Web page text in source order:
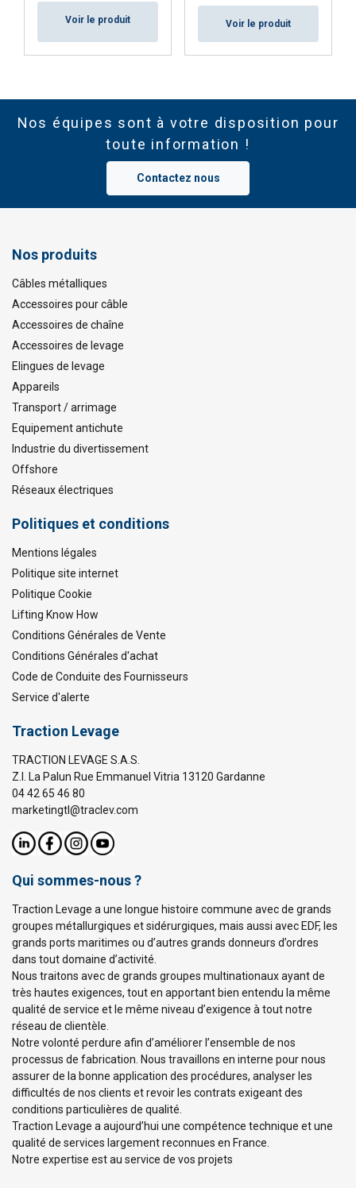
Voir le produit Voir le produit
Nos équipes sont à votre disposition pour
toute information !
Contactez nous
Nos produits
Câbles métalliques
Accessoires pour câble
Accessoires de chaîne
Accessoires de levage
Elingues de levage
Appareils
Transport / arrimage
Equipement antichute
Industrie du divertissement
Offshore
Réseaux électriques
Politiques et conditions
Mentions légales
Politique site internet
Politique Cookie
Lifting Know How
Conditions Générales de Vente
Conditions Générales d'achat
Code de Conduite des Fournisseurs
Service d'alerte
Traction Levage
TRACTION LEVAGE S.A.S.
Z.I. La Palun Rue Emmanuel Vitria 13120 Gardanne
04 42 65 46 80
marketingtl@traclev.com
Qui sommes-nous ?
Traction Levage a une longue histoire commune avec de grands
groupes métallurgiques et sidérurgiques, mais aussi avec EDF, les
grands ports maritimes ou d’autres grands donneurs d’ordres
dans tout domaine d’activité.
Nous traitons avec de grands groupes multinationaux ayant de
très hautes exigences, tout en apportant bien entendu la même
qualité de service et le même niveau d’exigence à tout notre
réseau de clientèle.
Notre volonté perdure afin d’améliorer l’ensemble de nos
processus de fabrication. Nous travaillons en interne pour nous
assurer de la bonne application des procédures, analyser les
difficultés de nos clients et revoir les contrats exigeant des
conditions particulières de qualité.
Traction Levage a aujourd’hui une compétence technique et une
qualité de services largement reconnues en France.
Notre expertise est au service de vos projets